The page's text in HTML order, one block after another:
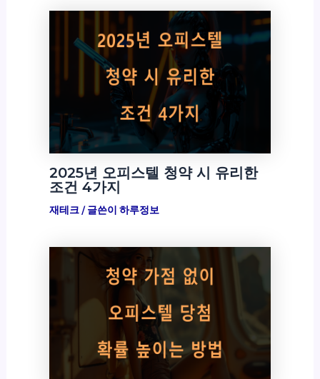
2025년 오피스텔 청약 시 유리한
조건 4가지
재테크/ 글쓴이 하루정보